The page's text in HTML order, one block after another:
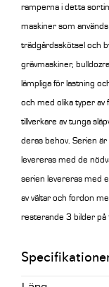
ramperna i detta
maskiner som
trädgårdsskötsel och
grävmaskiner,
lämpliga för lastning
och med olika typer
tillverkare av tunga
deras behov. Serien
levereras med de
serien levereras med
av vältar och fordon
resterande 3 bilder på